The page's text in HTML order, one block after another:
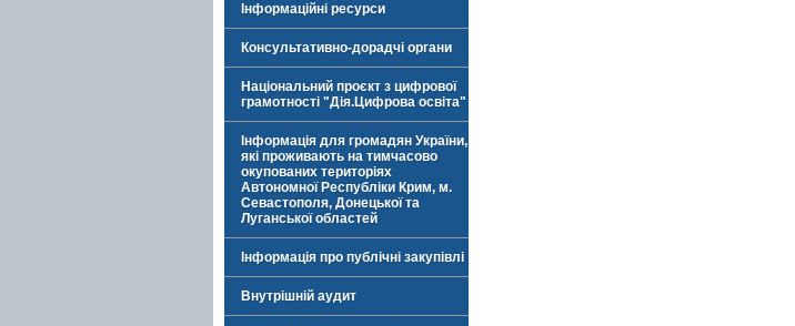
Інформаційні ресурси
Консультативно-дорадчі органи
Національний проєкт з цифрової
грамотності "Дія.Цифрова освіта"
Інформація для громадян України,
які проживають на тимчасово
окупованих територіях
Автономної Республіки Крим, м.
Севастополя, Донецької та
Луганської областей
Інформація про публічні закупівлі
Внутрішній аудит